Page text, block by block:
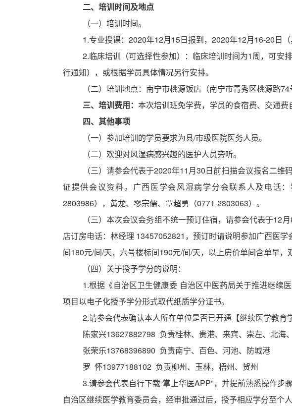
二、培训时间及地点
（一）培训时间。
1.专业授课： 2020年12月15日报到，2020年12月16-20日
2.临床培训（可选择性参加）：临床培训时间为1周，可安
行通知），或根据学员具体情况另行安排。
（二）培训地点：南宁市桃源饭店（南宁市青秀区桃源路74
三、培训费用：本次培训班免学费，学员的食宿费、交通费
四、其他事项
（一）参加培训的学员要求为县/市级医院医务人员。
（二）欢迎对风湿病感兴趣的医护人员旁听。
（三）请参会代表于2020年11月30日前扫描会议报名二维
证提供会议资料。 广西医学会风湿病学分会联系人及电话：
2803986），黄龙、零宗儒、覃超勇（0771-2803063）。
（三）本次会议会务组不统一预订住宿，请参会代表于12
店订房电话：林经理 13457052821，预订时请说明参加广西医
间180元/间/天，六号楼标间190元/间/天，以上房价单间含单早，
（四）关于授予学分的说明：
1.根据《自治区卫生健康委 自治区中医药局关于推进继续
项目以电子化授予学分形式取代纸质学分证书。
2.请参会代表确认本人所在单位是否已开通【继续医学教育
陈家兴13627882798 负责桂林、贵港、来宾、崇左、北海
张荣乐13768396890 负责南宁、百色、河池、防城港
罗 怀13977188102 负责柳州、玉林，梧州、贺州
3.请参会代表自行下载“掌上华医APP”，并提前熟悉操作
自治区继续医学教育委员会，经审批通过后，授予相应学分至个人